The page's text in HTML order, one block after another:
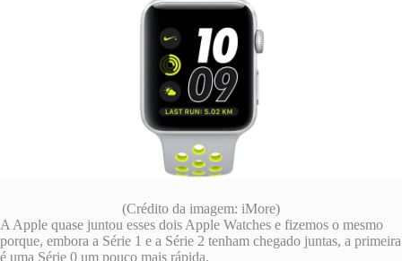
(Crédito da imagem: iMore)
A Apple quase juntou esses dois Apple Watches e fizemos o mesmo
porque, embora a Série 1 e a Série 2 tenham chegado juntas, a primeira
é uma Série 0 um pouco mais rápida.